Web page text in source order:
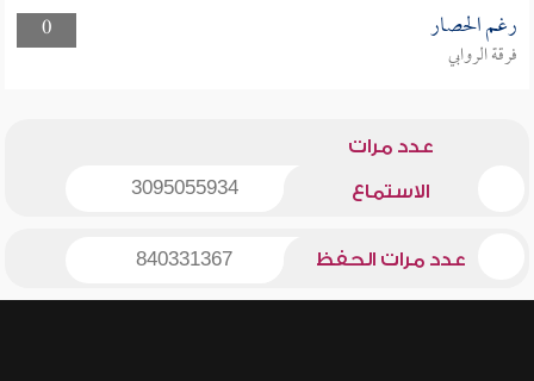
0
رغم الحصار
فرقة الروابي
عدد مرات
الاستماع 3095055934
عدد مرات الحفظ 840331367